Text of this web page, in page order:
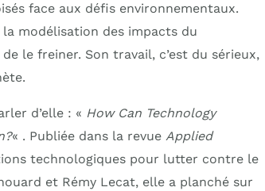
face aux défis environnementaux.
la modélisation des impacts du
le freiner. Son travail, c’est du sérieux,
d’elle : « How Can Technology
« . Publiée dans la revue Applied
technologiques pour lutter contre le
et Rémy Lecat, elle a planché sur